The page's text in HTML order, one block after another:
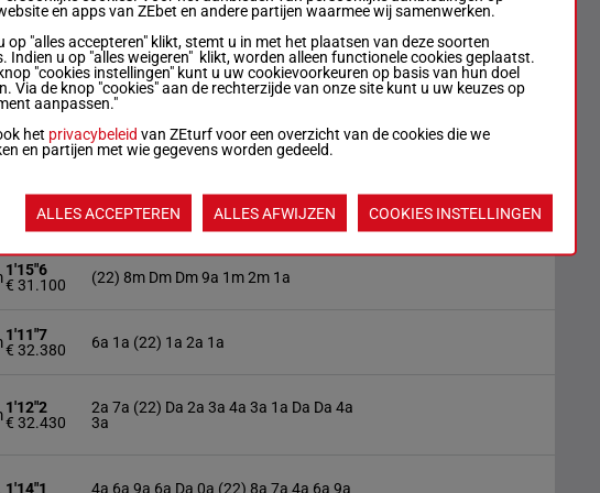
1'11"1
€ 18.490
7a 4a (22) 0a 7a 8a 5a 8a 6a 1a 2a 4a
0a
1'12"6
€ 26.640
4a Da (22) 0a 6a 6a 7a 5a 0a 0a 1a 1a
5a
1'15"4
€ 27.570
Da Da 2a 4a (22) 9a Da Da 8a 5a Da 2a
5a
1'15"6
€ 31.100
(22) 8m Dm Dm 9a 1m 2m 1a
1'11"7
€ 32.380
6a 1a (22) 1a 2a 1a
1'12"2
€ 32.430
2a 7a (22) Da 2a 3a 4a 3a 1a Da Da 4a
3a
1'14"1
4a 6a 9a 6a Da 0a (22) 8a 7a 4a 6a 9a
en apps van ZEbet en andere partijen waarmee wij samenwerken.
op "alles accepteren" klikt, stemt u in met het plaatsen van deze soorten
Indien u op "alles weigeren" klikt, worden alleen functionele cookies geplaatst.
"cookies instellingen" kunt u uw cookievoorkeuren op basis van hun doel
Via de knop "cookies" aan de rechterzijde van onze site kunt u uw keuzes op
aanpassen."
het privacybeleid van ZEturf voor een overzicht van de cookies die we
en partijen met wie gegevens worden gedeeld.
ALLES ACCEPTEREN ALLES AFWIJZEN COOKIES INSTELLINGEN